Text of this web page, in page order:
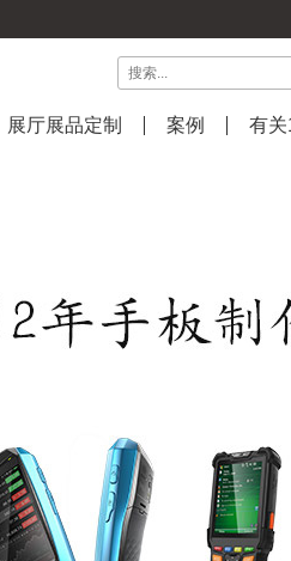
展厅展品定制 案例 有关